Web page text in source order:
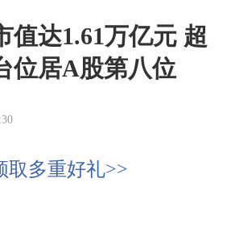
值达1.61万亿元 超
位居A股第八位
取多重好礼>>